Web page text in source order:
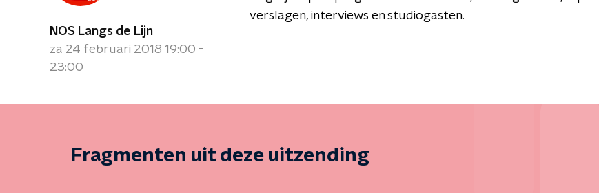
NOS Langs de Lijn
za 24 februari 2018 19:00 -
23:00
verslagen, interviews en studiogasten.
Fragmenten uit deze uitzending